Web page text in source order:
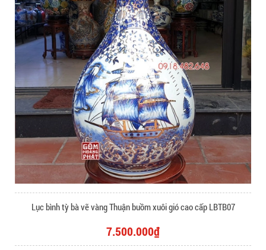
Lục bình tỳ bà vẽ vàng Thuận buồm xuôi gió cao cấp LBTB07
7.500.000₫